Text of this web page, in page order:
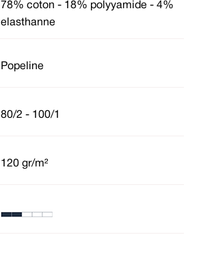
78% coton - 18% polyyamide - 4%
elasthanne
Popeline
80/2 - 100/1
120 gr/m²